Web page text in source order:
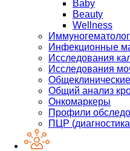
Baby
Beauty
Wellness
Инфекционные
Исследования
Исследования
Общий анализ
Онкомаркеры
Профили
ПЦР